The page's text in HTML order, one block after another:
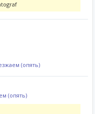
(опять)
(опять)